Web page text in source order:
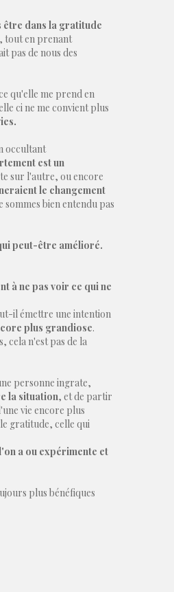
être dans la gratitude
tout en prenant
pas de nous des
qu'elle me prend en
ci ne me convient plus
occultant
est un
sur l'autre, ou encore
le changement
bien entendu pas
peut-être amélioré.
à ne pas voir ce qui ne
il émettre une intention
plus grandiose.
cela n'est pas de la
personne ingrate,
la situation, et de partir
vie encore plus
gratitude, celle qui
a ou expérimente et
plus bénéfiques